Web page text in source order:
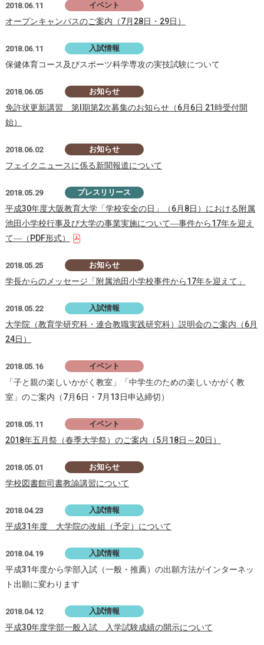
2018.06.11 イベント
オープンキャンパスのご案内（7月28日・29日）
2018.06.11 入試情報
保健体育コース及びスポーツ科学専攻の実技試験について
2018.06.05 お知らせ
免許状更新講習 第I期第2次募集のお知らせ（6月6日 21時受付開
始）
2018.06.02 お知らせ
フェイクニュースに係る新聞報道について
2018.05.29 プレスリリース
平成30年度大阪教育大学「学校安全の日」（6月8日）における附属
池田小学校行事及び大学の事業実施について―事件から17年を迎え
て―（PDF形式）
2018.05.25 お知らせ
学長からのメッセージ「附属池田小学校事件から17年を迎えて」
2018.05.22 入試情報
大学院（教育学研究科・連合教職実践研究科）説明会のご案内（6月
24日）
2018.05.16 イベント
「子と親の楽しいかがく教室」「中学生のための楽しいかがく教
室」のご案内（7月6日・7月13日申込締切）
2018.05.11 イベント
2018年五月祭（春季大学祭）のご案内（5月18日～20日）
2018.05.01 お知らせ
学校図書館司書教諭講習について
2018.04.23 入試情報
平成31年度 大学院の改組（予定）について
2018.04.19 入試情報
平成31年度から学部入試（一般・推薦）の出願方法がインターネッ
ト出願に変わります
2018.04.12 入試情報
平成30年度学部一般入試 入学試験成績の開示について